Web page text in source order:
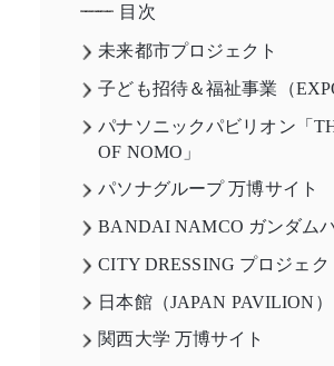
目次
未来都市プロジェクト
子ども招待＆福祉事業（
パナソニックパビリオン「
OF NOMO」
パソナグループ 万博サイト
BANDAI NAMCO ガンダム
CITY DRESSING プロジェク
日本館（JAPAN PAVILION）
関西大学 万博サイト